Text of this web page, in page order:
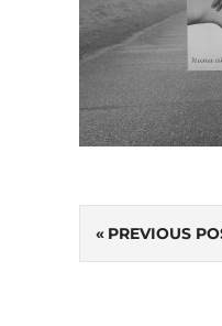
Bericht
navigatie
PREVIOUS